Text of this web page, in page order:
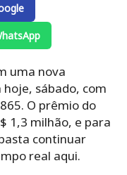
uma nova
sábado, com
O prêmio do
1,3 milhão, e para
continuar
real aqui.